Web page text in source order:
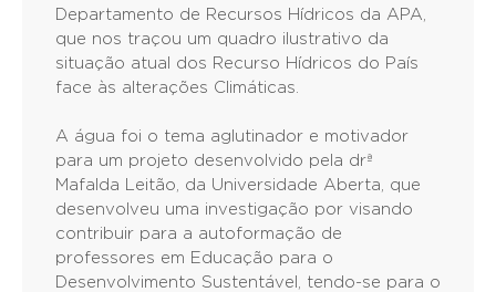
Departamento de Recursos Hídricos da APA,
que nos traçou um quadro ilustrativo da
situação atual dos Recurso Hídricos do País
face às alterações Climáticas.
A água foi o tema aglutinador e motivador
para um projeto desenvolvido pela drª
Mafalda Leitão, da Universidade Aberta, que
desenvolveu uma investigação por visando
contribuir para a autoformação de
professores em Educação para o
Desenvolvimento Sustentável, tendo-se para o